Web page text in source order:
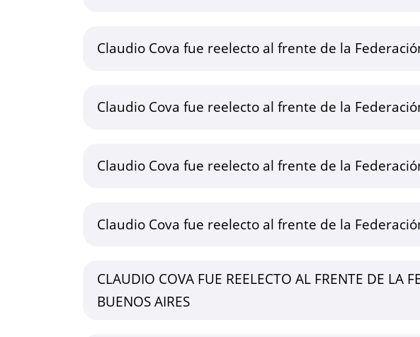
Claudio Cova fue reelecto al frente de la
Claudio Cova fue reelecto al frente de la
Claudio Cova fue reelecto al frente de la
Claudio Cova fue reelecto al frente de la
CLAUDIO COVA FUE REELECTO AL FRENTE DE LA
BUENOS AIRES